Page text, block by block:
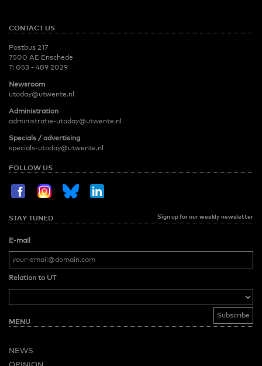
CONTACT US
Postbus 217
7500 AE Enschede
T: 053 - 489 2029
Newsroom
utoday@utwente.nl
Administration
administratie-utoday@utwente.nl
Specials / advertising
specials-utoday@utwente.nl
FOLLOW US
STAY TUNED Sign up for our weekly newsletter
E-mail
Relation to UT
MENU
NEWS